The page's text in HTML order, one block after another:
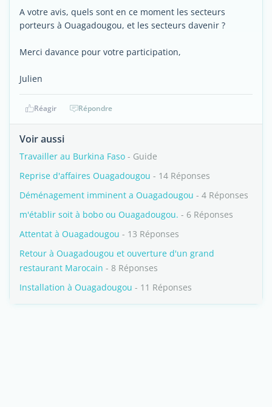
A votre avis, quels sont en ce moment les secteurs
porteurs à Ouagadougou, et les secteurs davenir ?
Merci davance pour votre participation,
Julien
Réagir Répondre
Voir aussi
Travailler au Burkina Faso - Guide
Reprise d'affaires Ouagadougou - 14 Réponses
Déménagement imminent a Ouagadougou - 4 Réponses
m'établir soit à bobo ou Ouagadougou. - 6 Réponses
Attentat à Ouagadougou - 13 Réponses
Retour à Ouagadougou et ouverture d'un grand
restaurant Marocain - 8 Réponses
Installation à Ouagadougou - 11 Réponses